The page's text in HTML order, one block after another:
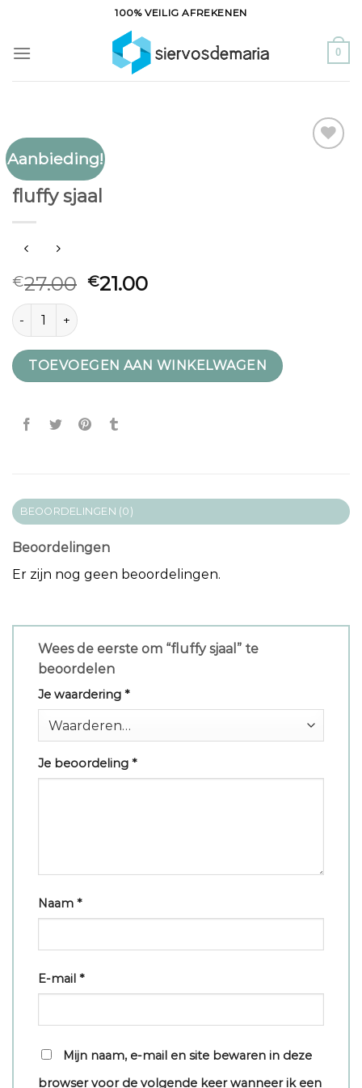
inhoud
100% VEILIG AFREKENEN
0
Aanbieding!
FLUFFY SJAAL
fluffy sjaal
€27.00 €21.00
fluffy sjaal aantal
TOEVOEGEN AAN WINKELWAGEN
BEOORDELINGEN (0)
Beoordelingen
Er zijn nog geen beoordelingen.
Wees de eerste om “fluffy sjaal” te
beoordelen
Je waardering *
Je beoordeling *
Naam *
E-mail *
Mijn naam, e-mail en site bewaren in deze
browser voor de volgende keer wanneer ik een